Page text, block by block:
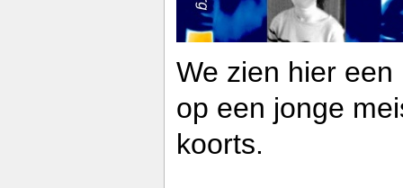
We zien hier
op een jonge
koorts.